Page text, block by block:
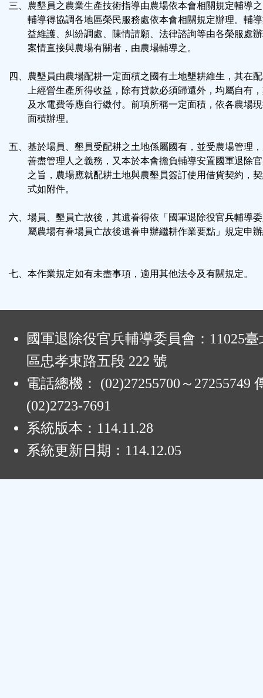
三、農墾員之農業生產技術指導由農場依本會相關規定輔導
輔導得協調各地區榮民服務處依本會相關規定辦理。輔
益維護、糾紛調處、陳情請願、法律諮詢等由各榮服處
案情直接與農場有關者，由農場輔導之。
四、農墾員由農場配耕一定面積之國有土地墾耕維生，其在
上經營生產所得收益，除有貸款必須歸還外，均屬自有
及水電費等應自行繳付。前項所稱一定面積，依各農場
面積辦理。
五、基於場員、墾員受配耕之土地係屬國有，並受農場管理
善盡管理人之義務，又本於本會擔負輔導安置國軍退除
之旨，農場應就配耕土地與農墾員簽訂使用借貨契約，
式如附件。
六、場員、墾員亡故後，其遺眷得依「國軍退除役官兵輔導
屬農場有眷場員亡故後遺眷申辦繼耕作業要點」規定申
七、本作業規定如有未盡事項，適用其他法令及有關規定。
國軍退除役官兵輔導委員會：11025
區忠孝東路五段 222 號
電話總機： (02)27255700～27255749
(02)2723-7691
系統版本： 114.11.28
系統更新日期： 114.12.05